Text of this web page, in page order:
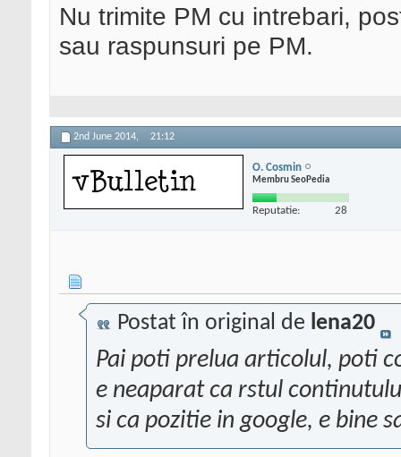
Nu trimite PM cu intrebari,
sau raspunsuri pe PM.
2nd June 2014, 21:12
O. Cosmin
Membru SeoPedia
Reputatie: 28
Postat în original de lena20
Pai poti prelua articolul, poti
e neaparat ca rstul
si ca pozitie in google, e bine